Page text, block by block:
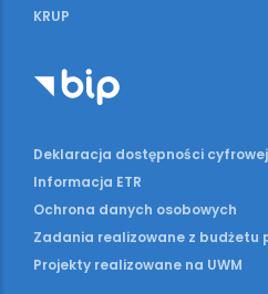
KRUP
Deklaracja dostępności cyfrowej
Informacja ETR
Ochrona danych osobowych
Zadania realizowane z budżetu
Projekty realizowane na UWM